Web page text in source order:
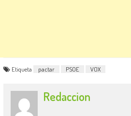
Etiqueta pactar PSOE VOX
Redaccion